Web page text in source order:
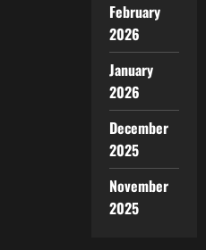
February
2026
January
2026
December
2025
November
2025